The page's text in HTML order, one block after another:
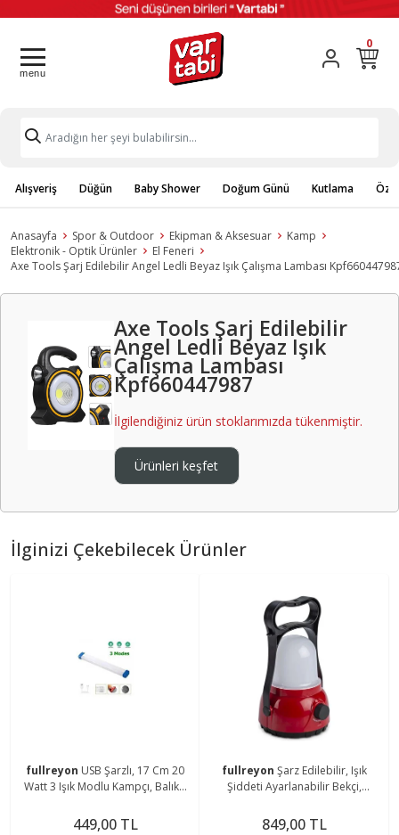
0
Alışveriş Düğün Baby Shower Doğum Günü Kutlama
Anasayfa Spor & Outdoor Ekipman & Aksesuar
Kamp
Elektronik - Optik Ürünler
El Feneri
Axe Tools Şarj Edilebilir Angel Ledli Beyaz Işık Çalışma Lambası
Axe Tools Şarj Edilebilir
Angel Ledli Beyaz Işık
Çalışma Lambası
Kpf660447987
İlgilendiğiniz ürün stoklarımızda tükenmiştir.
Ürünleri keşfet
İlginizi Çekebilecek Ürünler
fullreyon USB Şarzlı, 17 Cm 20
Watt 3 Işık Modlu Kampçı, Balıkçı
Magnetli Aplik
449,00 TL
fullreyon Şarz Edilebilir, Işık
Şiddeti Ayarlanabilir Bekçi,
Aparatlı Fener
849,00 TL